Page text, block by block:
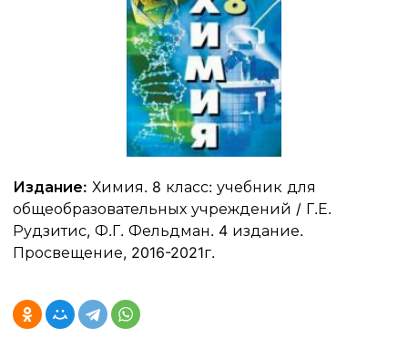
Издание: Химия. 8 класс: учебник для
общеобразовательных учреждений / Г.Е.
Рудзитис, Ф.Г. Фельдман. 4 издание.
Просвещение, 2016-2021г.